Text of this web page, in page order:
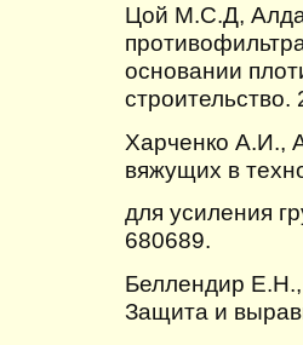
Цой М.С.Д,
основании
Харченко А.И.,
вяжущих в
для усиления
680689.
Беллендир
Защита и